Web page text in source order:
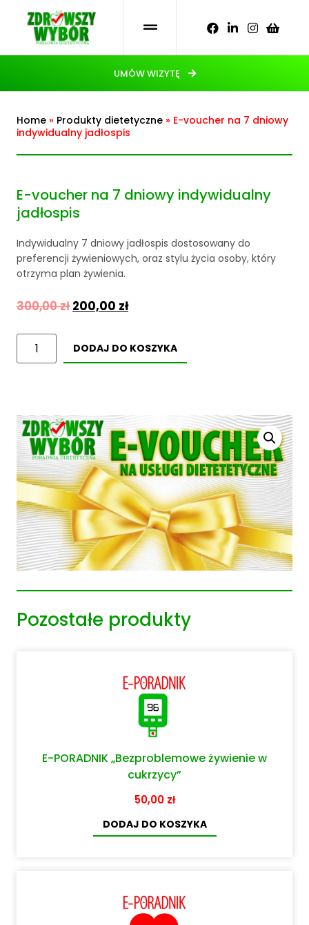
UMÓW WIZYTĘ
Home » Produkty dietetyczne » E-voucher na 7 dniowy
indywidualny jadłospis
E-voucher na 7 dniowy indywidualny
jadłospis
Indywidualny 7 dniowy jadłospis dostosowany do
preferencji żywieniowych, oraz stylu życia osoby, który
otrzyma plan żywienia.
300,00zł 200,00 zł
DODAJ DO KOSZYKA
Pozostałe produkty
E-PORADNIK „Bezproblemowe żywienie w
cukrzycy”
50,00 zł
DODAJ DO KOSZYKA